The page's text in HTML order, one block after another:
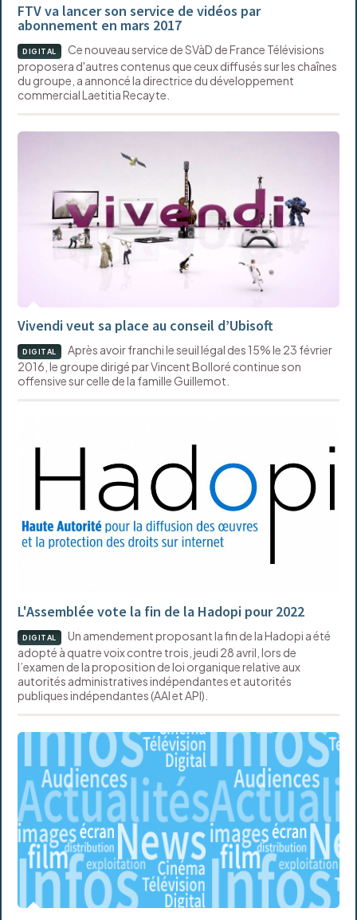
FTV va lancer son service de vidéos par
abonnement en mars 2017
DIGITAL
Ce nouveau service de SVàD de France Télévisions
proposera d'autres contenus que ceux diffusés sur les chaînes
du groupe, a annoncé la directrice du développement
commercial Laetitia Recayte.
Vivendi veut sa place au conseil d’Ubisoft
DIGITAL
Après avoir franchi le seuil légal des 15% le 23 février
2016, le groupe dirigé par Vincent Bolloré continue son
offensive sur celle de la famille Guillemot.
L'Assemblée vote la fin de la Hadopi pour 2022
DIGITAL
Un amendement proposant la fin de la Hadopi a été
adopté à quatre voix contre trois, jeudi 28 avril, lors de
l’examen de la proposition de loi organique relative aux
autorités administratives indépendantes et autorités
publiques indépendantes (AAI et API).